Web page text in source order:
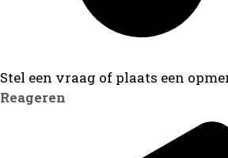
Stel een vraag of plaats een
Reageren